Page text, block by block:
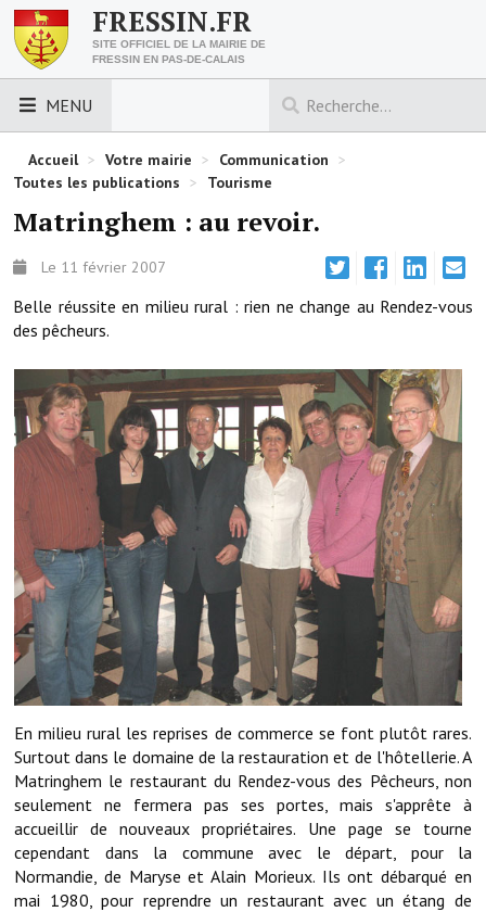
FRESSIN.FR
SITE OFFICIEL DE LA MAIRIE DE
FRESSIN EN PAS-DE-CALAIS
MENU
LES ESSENTIELS
Découvrez Fressin
Urbanisme
Nous contacter
Horaires de la mairie
Les foulées fressinoises
ACCÈS RAPIDE
Démarches administratives
Projets et travaux en cours
Fêtes et manifestations
Numéros d'urgence
Terrains et maisons à vendre
VOTRE MAIRIE
Elus et agents
L'équipe municipale
Le personnel municipal
Accueil > Votre mairie > Communication >
Toutes les publications > Tourisme
Matringhem : au revoir.
Le 11 février 2007
Belle réussite en milieu rural : rien ne change au Rendez-vous
des pêcheurs.
En milieu rural les reprises de commerce se font plutôt rares.
Surtout dans le domaine de la restauration et de l'hôtellerie. A
Matringhem le restaurant du Rendez-vous des Pêcheurs, non
seulement ne fermera pas ses portes, mais s'apprête à
accueillir de nouveaux propriétaires. Une page se tourne
cependant dans la commune avec le départ, pour la
Normandie, de Maryse et Alain Morieux. Ils ont débarqué en
mai 1980, pour reprendre un restaurant avec un étang de